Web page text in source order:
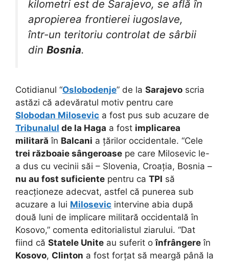
kilometri est de Sarajevo, se află în
apropierea frontierei iugoslave,
într-un teritoriu controlat de sârbii
din Bosnia.
Cotidianul “Oslobodenje” de la Sarajevo scria
astăzi că adevăratul motiv pentru care
Slobodan Milosevic a fost pus sub acuzare de
Tribunalul de la Haga a fost implicarea
militară în Balcani a țărilor occidentale. “Cele
trei războaie sângeroase pe care Milosevic le-
a dus cu vecinii săi – Slovenia, Croația, Bosnia –
nu au fost suficiente pentru ca TPI să
reacționeze adecvat, astfel că punerea sub
acuzare a lui Milosevic intervine abia după
două luni de implicare militară occidentală în
Kosovo,” comenta editorialistul ziarului. “Dat
fiind că Statele Unite au suferit oînfrângere în
Kosovo, Clinton a fost forțat să meargă până la